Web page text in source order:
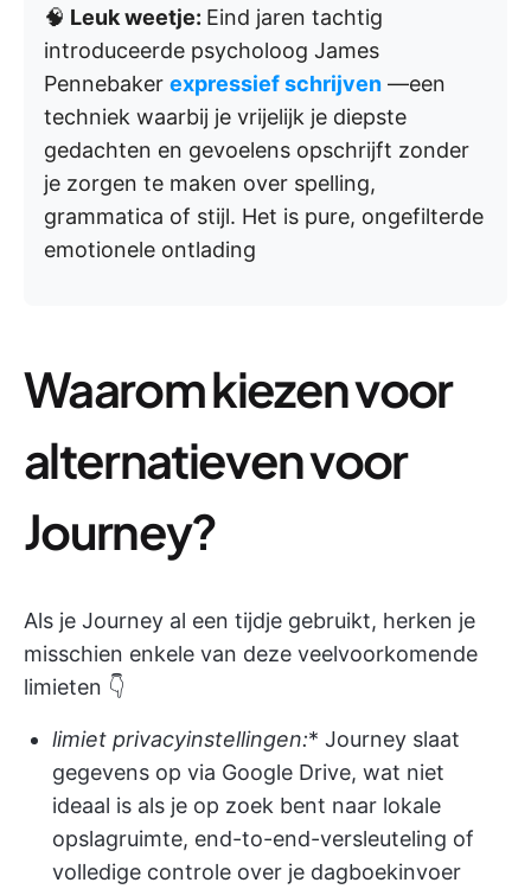
🧠 Leuk weetje: Eind jaren tachtig
introduceerde psycholoog James
Pennebaker expressief schrijven —een
techniek waarbij je vrijelijk je diepste
gedachten en gevoelens opschrijft zonder
je zorgen te maken over spelling,
grammatica of stijl. Het is pure, ongefilterde
emotionele ontlading
Waarom kiezen voor
alternatieven voor
Journey?
Als je Journey al een tijdje gebruikt, herken je
misschien enkele van deze veelvoorkomende
limieten 👇
limiet privacyinstellingen:* Journey slaat
gegevens op via Google Drive, wat niet
ideaal is als je op zoek bent naar lokale
opslagruimte, end-to-end-versleuteling of
volledige controle over je dagboekinvoer